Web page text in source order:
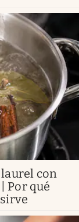
con
Por qué